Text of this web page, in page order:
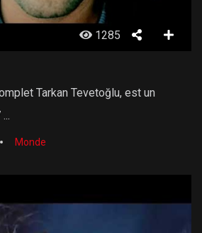
1285
Tarkan Tevetoğlu, est un
Monde